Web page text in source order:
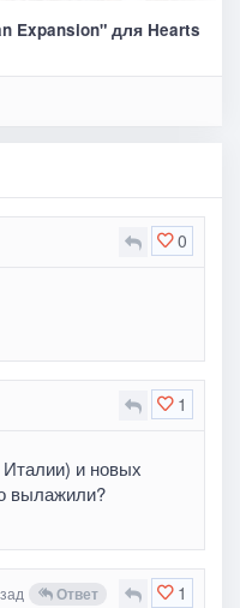
Expansion" для Hearts
0
1
и новых
вылажили?
1
Ответ